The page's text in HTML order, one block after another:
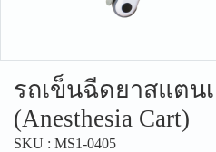
รถเข็นฉีดยาสแตน
(Anesthesia Cart)
SKU : MS1-0405